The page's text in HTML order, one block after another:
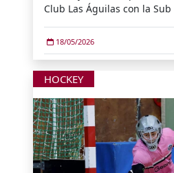
Club Las Águilas con la Sub
18/05/2026
HOCKEY